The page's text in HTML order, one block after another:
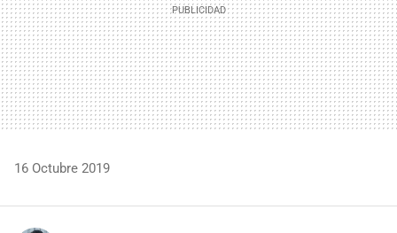
16 Octubre 2019